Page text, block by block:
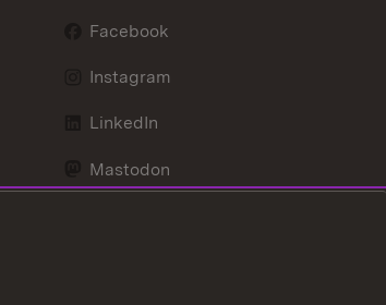
Facebook
Instagram
LinkedIn
Mastodon